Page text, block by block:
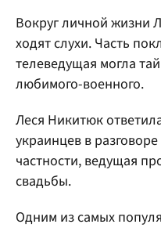
Вокруг личной жизни
ходят слухи. Часть
телеведущая могла
любимого-военного.
Леся Никитюк
украинцев в
частности, ведущая
свадьбы.
Одним из самых